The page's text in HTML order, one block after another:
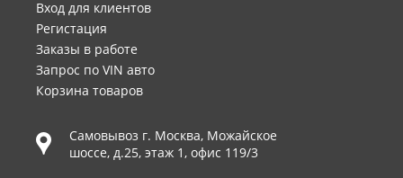
Вход для клиентов
Регистация
Заказы в работе
Запрос по VIN авто
Корзина товаров
Самовывоз г. Москва, Можайское
шоссе, д.25, этаж 1, офис 119/3